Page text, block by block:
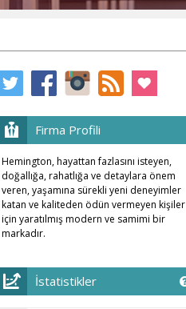
Firma Profili
Hemington, hayattan fazlasını isteyen,
doğallığa, rahatlığa ve detaylara önem
veren, yaşamına sürekli yeni deneyimler
katan ve kaliteden ödün vermeyen kişiler
için yaratılmış modern ve samimi bir
markadır.
İstatistikler